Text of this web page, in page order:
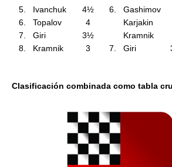
5.
Ivanchuk
4½
6.
Topalov
4
7.
Giri
3½
8.
Kramnik 3
6.
Gashimov
Karjakin
Kramnik
7.
Giri
Clasificación combinada como tabla